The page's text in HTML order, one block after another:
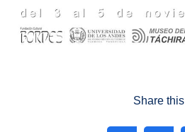
Share this